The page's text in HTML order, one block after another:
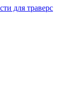
для траверс